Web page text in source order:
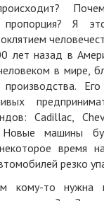
пропорция? Я
лет назад в
в мире,
производства.
Cadillac,
машины
время
резко
кому-то нужна